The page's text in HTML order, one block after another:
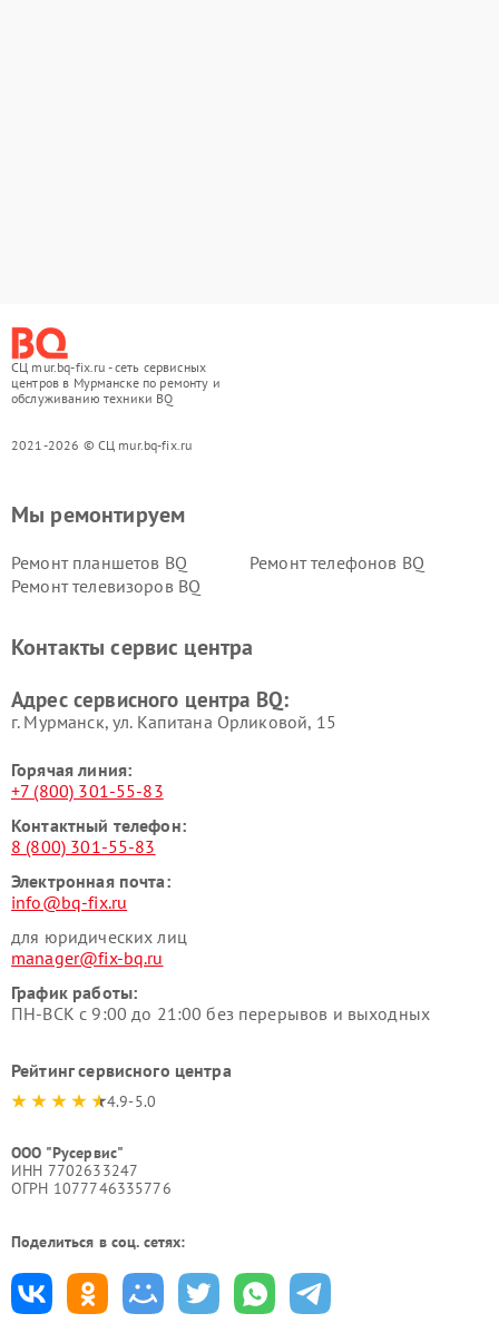
СЦ mur.bq-fix.ru - сеть сервисных
центров в Мурманске по ремонту и
обслуживанию техники BQ
2021-2026 © СЦ mur.bq-fix.ru
Мы ремонтируем
Ремонт планшетов BQ
Ремонт телефонов BQ
Ремонт телевизоров BQ
Контакты сервис центра
Адрес сервисного центра BQ:
г. Мурманск, ул. Капитана Орликовой, 15
Горячая линия:
+7 (800) 301-55-83
Контактный телефон:
8 (800) 301-55-83
Электронная почта:
info@bq-fix.ru
для юридических лиц
manager@fix-bq.ru
График работы:
ПН-ВСК с 9:00 до 21:00 без перерывов и выходных
Рейтинг сервисного центра
4.9-5.0
ООО "Русервис"
ИНН 7702633247
ОГРН 1077746335776
Поделиться в соц. сетях: